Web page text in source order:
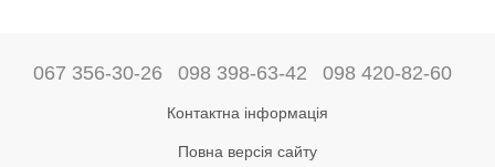
067 356-30-26 098 398-63-42 098 420-82-60
Контактна інформація
Повна версія сайту